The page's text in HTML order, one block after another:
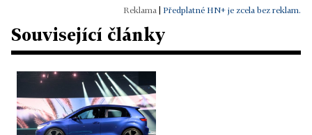
Předplatné HN+ je zcela bez reklam.
Související články